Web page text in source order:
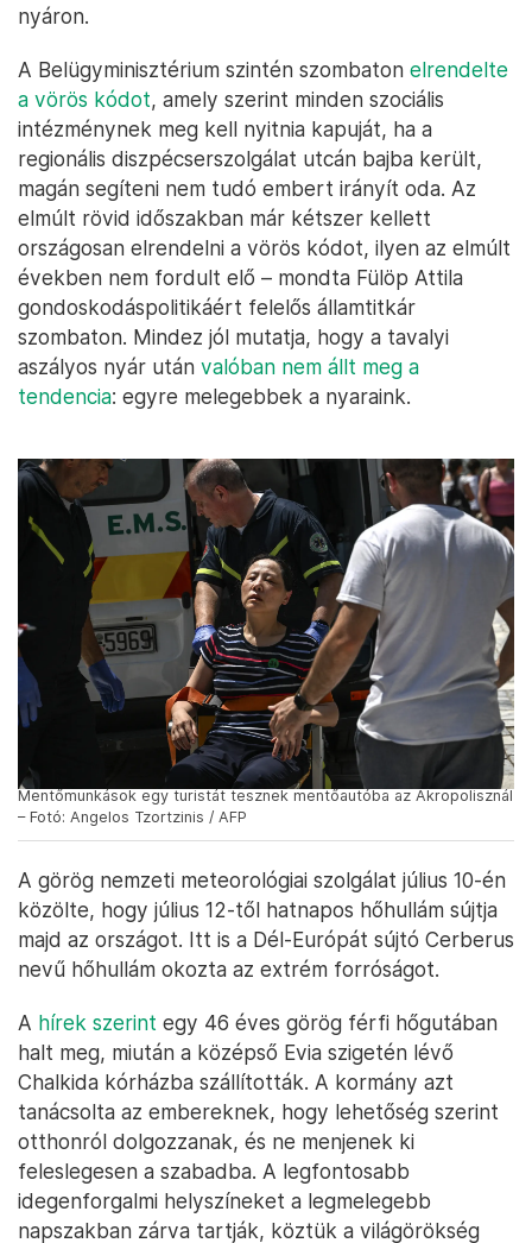
nyáron.
A Belügyminisztérium szintén szombaton elrendelte
a vörös kódot, amely szerint minden szociális
intézménynek meg kell nyitnia kapuját, ha a
regionális diszpécserszolgálat utcán bajba került,
magán segíteni nem tudó embert irányít oda. Az
elmúlt rövid időszakban már kétszer kellett
országosan elrendelni a vörös kódot, ilyen az elmúlt
években nem fordult elő – mondta Fülöp Attila
gondoskodáspolitikáért felelős államtitkár
szombaton. Mindez jól mutatja, hogy a tavalyi
aszályos nyár után valóban nem állt meg a
tendencia: egyre melegebbek a nyaraink.
Mentőmunkások egy turistát tesznek mentőautóba az Akropolisznál
– Fotó: Angelos Tzortzinis / AFP
A görög nemzeti meteorológiai szolgálat július 10-én
közölte, hogy július 12-től hatnapos hőhullám sújtja
majd az országot. Itt is a Dél-Európát sújtó Cerberus
nevű hőhullám okozta az extrém forróságot.
A hírek szerint egy 46 éves görög férfi hőgutában
halt meg, miután a középső Evia szigetén lévő
Chalkida kórházba szállították. A kormány azt
tanácsolta az embereknek, hogy lehetőség szerint
otthonról dolgozzanak, és ne menjenek ki
feleslegesen a szabadba. A legfontosabb
idegenforgalmi helyszíneket a legmelegebb
napszakban zárva tartják, köztük a világörökség